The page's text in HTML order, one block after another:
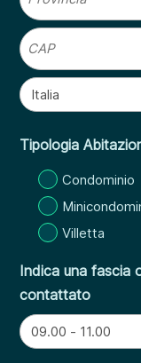
Provincia
CAP
Tipologia
Condominio
Villetta
Indica una fascia
contattato